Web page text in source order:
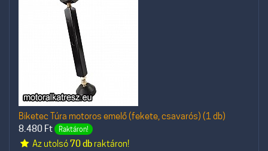
Biketec Túra motoros emelő (fekete, csavarós) (1 db)
8.480 Ft Raktáron!
Az utolsó70 dbraktáron!